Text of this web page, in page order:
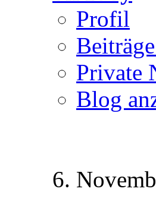
Profil
Private
Blog
6.